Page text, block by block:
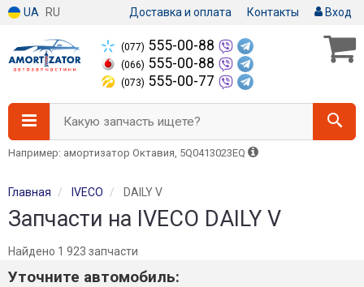
UA RU Доставка и оплата Контакты Вход
(077) 555-00-88
(066) 555-00-88
(073) 555-00-77
Какую запчасть ищете?
Например: амортизатор Октавия, 5Q0413023EQ
Главная IVECO DAILY V
Запчасти на IVECO DAILY V
Найдено 1 923 запчасти
Уточните автомобиль: